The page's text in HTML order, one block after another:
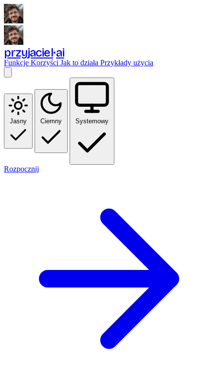
przyjaciel ai
Funkcje Korzyści Jak to działa Przykłady użycia
Jasny Ciemny Systemowy
Rozpocznij